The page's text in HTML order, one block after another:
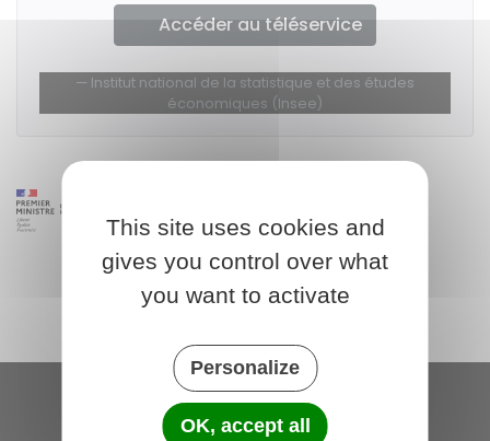
Accéder au téléservice
Institut national de la statistique et des études
économiques (Insee)
Saint-Michel-de-Plélan
This site uses cookies and
gives you control over what
you want to activate
Personalize
OK, accept all